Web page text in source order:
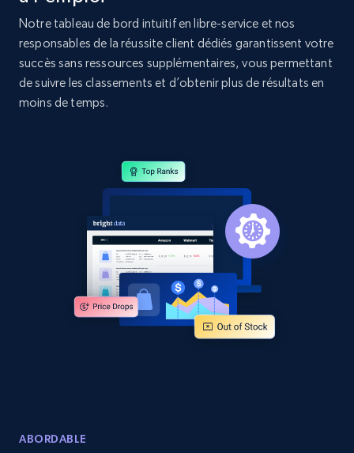
Home Depot US - Discover products by
specified UPC
URL, Domain, Country code, Model number,
Sku, Product id, Product name, Manufacturer,
355+
Home Depot US - Discovery products by
specific category URL
URL, Domain, Country code, Model number,
Sku, Product id, Product name, Manufacturer,
and more.
Amazon products global dataset
Notre tableau de bord intuitif en libre-service et nos
responsables de la réussite client dédiés garantissent votre
succès sans ressources supplémentaires, vous permettant
de suivre les classements et d’obtenir plus de résultats en
moins de temps.
ABORDABLE